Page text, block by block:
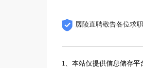
孱陵直聘敬告各位求
1、本站仅提供信息储存平